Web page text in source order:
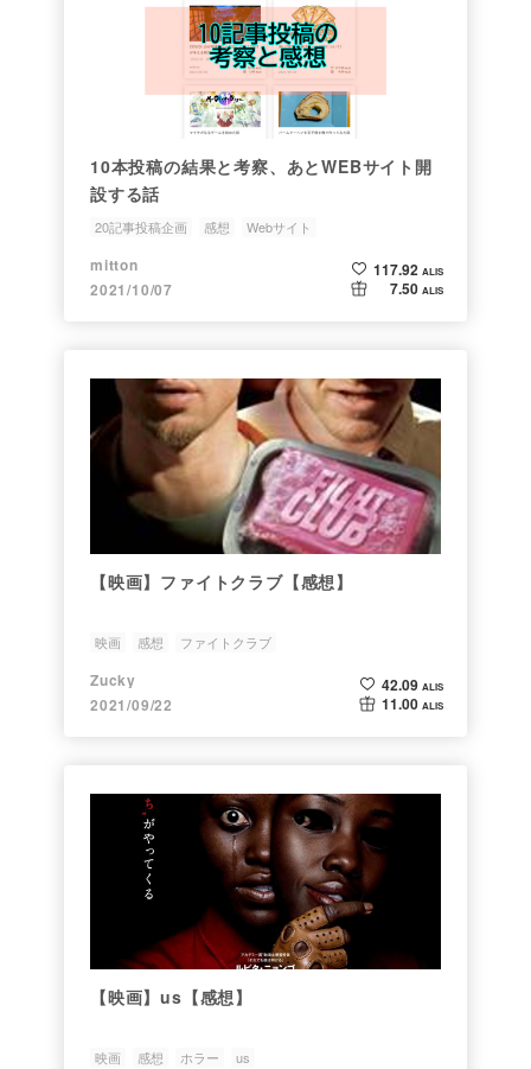
10本投稿の結果と考察、あとWEBサイト開
設する話
20記事投稿企画 感想 Webサイト
mitton
2021/10/07
117.92 ALIS
7.50 ALIS
【映画】ファイトクラブ【感想】
映画 感想 ファイトクラブ
Zucky
2021/09/22
42.09 ALIS
11.00 ALIS
【映画】us【感想】
映画 感想 ホラー us